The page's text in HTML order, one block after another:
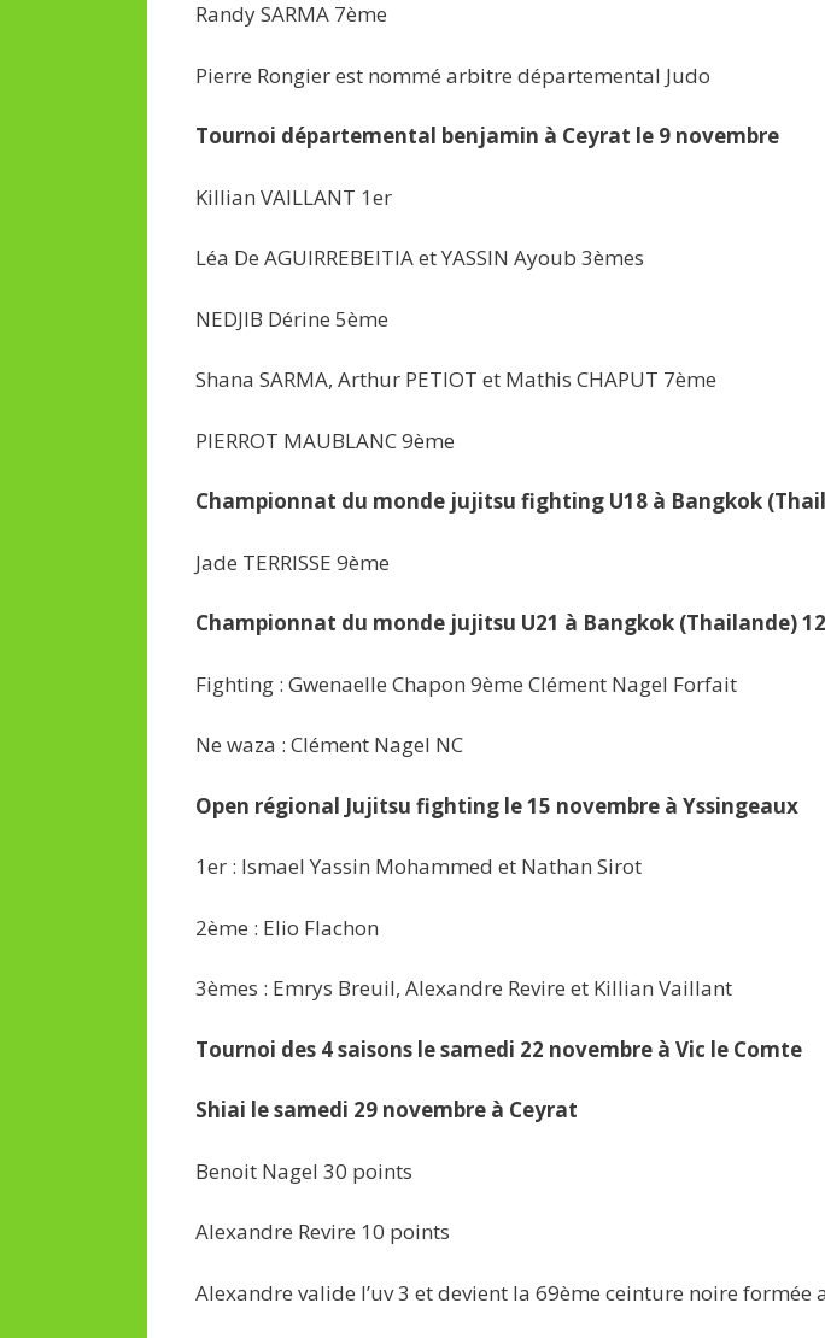
Randy SARMA 7ème
Pierre Rongier est nommé arbitre départemental Judo
Tournoi départemental benjamin à Ceyrat le 9 novembre
Killian VAILLANT 1er
Léa De AGUIRREBEITIA et YASSIN Ayoub 3èmes
NEDJIB Dérine 5ème
Shana SARMA, Arthur PETIOT et Mathis CHAPUT 7ème
PIERROT MAUBLANC 9ème
Championnat du monde jujitsu fighting U18 à Bangkok
Jade TERRISSE 9ème
Championnat du monde jujitsu U21 à Bangkok (Thailande)
Fighting : Gwenaelle Chapon 9ème Clément Nagel Forfait
Ne waza : Clément Nagel NC
Open régional Jujitsu fighting le 15 novembre à Yssingeaux
1er : Ismael Yassin Mohammed et Nathan Sirot
2ème : Elio Flachon
3èmes : Emrys Breuil, Alexandre Revire et Killian Vaillant
Tournoi des 4 saisons le samedi 22 novembre à Vic le Comte
Shiai le samedi 29 novembre à Ceyrat
Benoit Nagel 30 points
Alexandre Revire 10 points
Alexandre valide l’uv 3 et devient la 69ème ceinture noire formée